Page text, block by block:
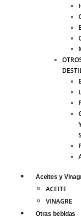
Aceites y
ACEITE
VINAGRE
Otras bebidas